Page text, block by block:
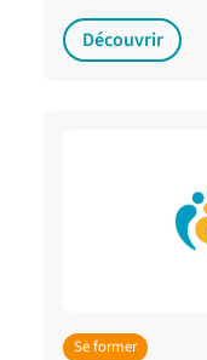
Découvrir
Se former